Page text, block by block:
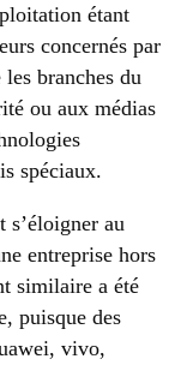
étant
concernés par
branches du
ou aux médias
spéciaux.
au
entreprise hors
similaire a été
puisque des
vivo,